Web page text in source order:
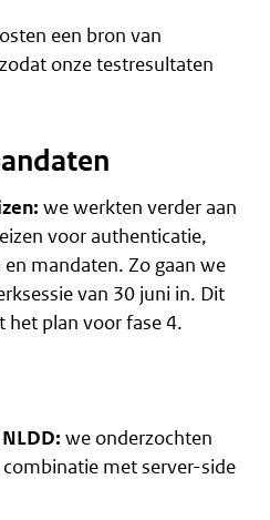
een bron van
onze testresultaten
we werkten verder aan
voor authenticatie,
mandaten. Zo gaan we
van 30 juni in. Dit
het plan voor fase 4.
we onderzochten
met server-side